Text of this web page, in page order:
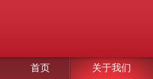
首页 关于我们